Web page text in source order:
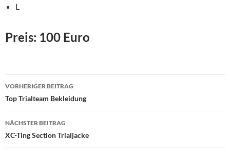
L
Preis: 100 Euro
Beitragsnavigation
VORHERIGER BEITRAG
Top Trialteam Bekleidung
NÄCHSTER BEITRAG
XC-Ting Section Trialjacke